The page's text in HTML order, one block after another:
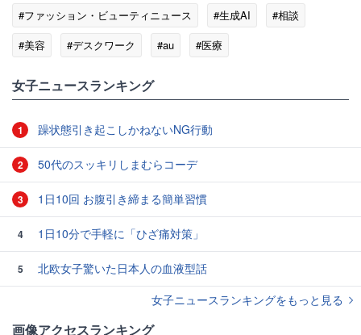
#ファッション・ビューティニュース #生成AI
#相談
#美容
#デスクワーク #au #医療
女子ニュースランキング
1 躁状態引き起こしかねないNG行動
2 50代のスッキリしまむらコーデ
3 1日10回 お腹引き締まる簡単習慣
4 1日10分で手軽に「ひざ痛対策」
5
北欧女子驚いた日本人の血液型話
女子ニュースランキングをもっと見る
画像アクセスランキング